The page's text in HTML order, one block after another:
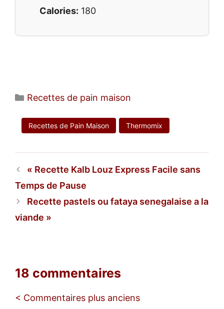
Calories: 180
Catégories
Recettes de pain maison
Recettes de Pain Maison Thermomix
Recette Kalb Louz Express Facile sans
Temps de Pause
Recette pastels ou fataya senegalaise a la
viande
18 commentaires
Navigation
< Commentaires plus anciens